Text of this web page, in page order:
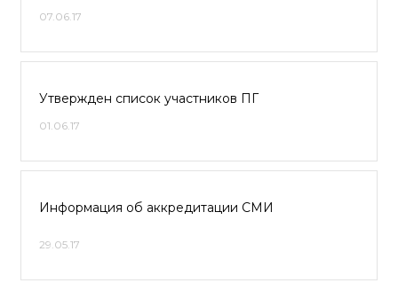
07.06.17
Утвержден список участников ПГ
01.06.17
Информация об аккредитации СМИ
29.05.17